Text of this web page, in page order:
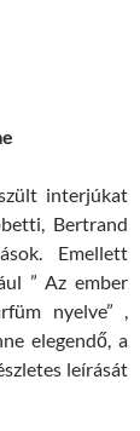
interjúkat
Bertrand
Emellett
” Az ember
nyelve” ,
elegendő, a
leírását